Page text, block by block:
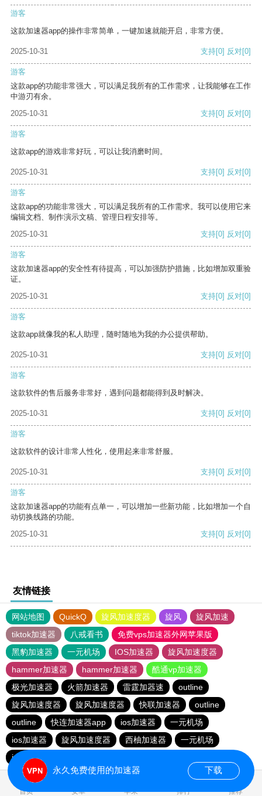
游客
这款加速器app的操作非常简单，一键加速就能开启，非常方便。
2025-10-31 支持[0] 反对[0]
游客
这款app的功能非常强大，可以满足我所有的工作需求，让我能够在工作
中游刃有余。
2025-10-31
支持[0] 反对[0]
游客
这款app的游戏非常好玩，可以让我消磨时间。
2025-10-31 支持[0] 反对[0]
游客
这款app的功能非常强大，可以满足我所有的工作需求。我可以使用它来
编辑文档、制作演示文稿、管理日程安排等。
2025-10-31
支持[0] 反对[0]
游客
这款加速器app的安全性有待提高，可以加强防护措施，比如增加双重验
证。
2025-10-31
支持[0] 反对[0]
游客
这款app就像我的私人助理，随时随地为我的办公提供帮助。
2025-10-31 支持[0] 反对[0]
游客
这款软件的售后服务非常好，遇到问题都能得到及时解决。
2025-10-31 支持[0] 反对[0]
游客
这款软件的设计非常人性化，使用起来非常舒服。
2025-10-31 支持[0] 反对[0]
游客
这款加速器app的功能有点单一，可以增加一些新功能，比如增加一个自
动切换线路的功能。
2025-10-31
支持[0] 反对[0]
友情链接
网站地图 QuickQ 旋风加速度器 旋风
旋风加速
tiktok加速器
八戒看书
免费vps加速器外网苹果版
黑豹加速器
一元机场 IOS加速器
旋风加速度器
hammer加速器
hammer加速器
酷通vp加速器
极光加速器
火箭加速器 雷霆加器速
outline
旋风加速度器
旋风加速度器 快联加速器
outline
outline
快连加速器app ios加速器
一元机场
ios加速器
旋风加速度器 西柚加速器
一元机场
ios加速器
首页 安卓 苹果 排行 推荐
永久免费使用的加速器 下载
0.128482s